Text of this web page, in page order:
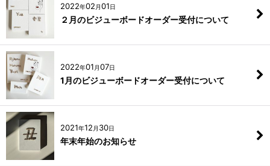
2022年02 月01日
２月のビジューボードオーダー受付について
2022年01 月07日
1月のビジューボードオーダー受付について
2021年12 月 30日
年末年始のお知らせ